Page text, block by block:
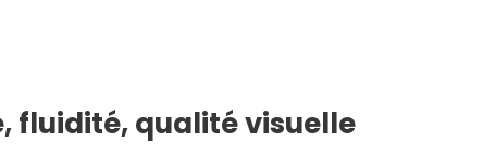
fluidité, qualité visuelle